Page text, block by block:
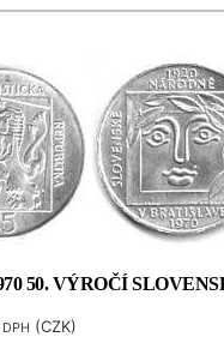
50. VÝROČÍ
(CZK)